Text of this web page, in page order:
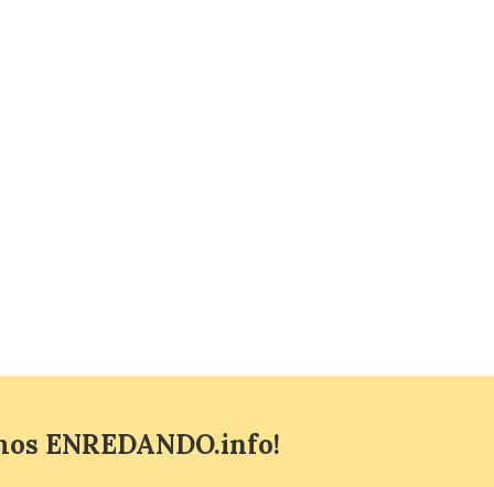
ENREDANDO.info!